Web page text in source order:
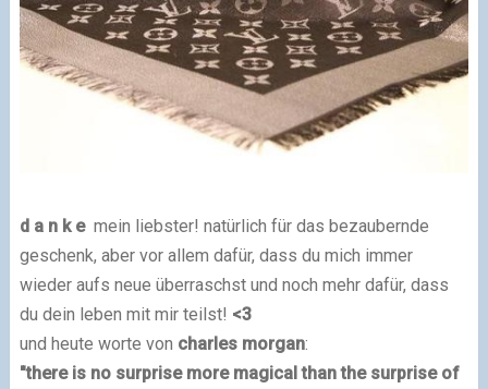
d a n k e mein liebster! natürlich für das bezaubernde
geschenk, aber vor allem dafür, dass du mich immer
wieder aufs neue überraschst und noch mehr dafür, dass
du dein leben mit mir teilst! <3
und heute worte von charles morgan:
"there is no surprise more magical than the surprise of